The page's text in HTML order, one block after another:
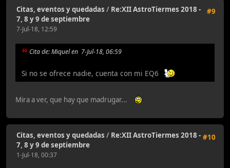
#9
Citas, eventos y quedadas / Re:XII AstroTiermes 2018 -
7, 8 y 9 de septiembre
7-Jul-18, 12:59
Cita de: Miquel en 7-Jul-18, 06:59
Si no se ofrece nadie, cuenta con mi EQ6
Mira a ver, que hay que madrugar...
#10
Citas, eventos y quedadas / Re:XII AstroTiermes 2018 -
7, 8 y 9 de septiembre
1-Jul-18, 00:37